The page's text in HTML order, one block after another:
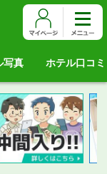
写真 ホテル口コミ